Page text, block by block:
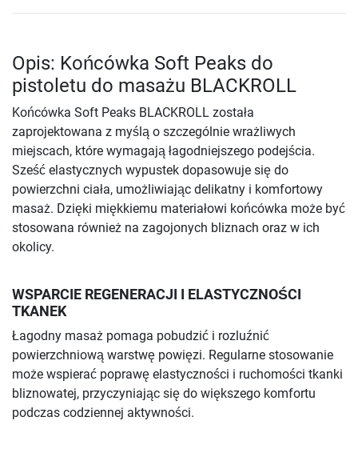
Opis: Końcówka Soft Peaks do
pistoletu do masażu BLACKROLL
Końcówka Soft Peaks BLACKROLL została
zaprojektowana z myślą o szczególnie wrażliwych
miejscach, które wymagają łagodniejszego podejścia.
Sześć elastycznych wypustek dopasowuje się do
powierzchni ciała, umożliwiając delikatny i komfortowy
masaż. Dzięki miękkiemu materiałowi końcówka może być
stosowana również na zagojonych bliznach oraz w ich
okolicy.
WSPARCIE REGENERACJI I ELASTYCZNOŚCI
TKANEK
Łagodny masaż pomaga pobudzić i rozluźnić
powierzchniową warstwę powięzi. Regularne stosowanie
może wspierać poprawę elastyczności i ruchomości tkanki
bliznowatej, przyczyniając się do większego komfortu
podczas codziennej aktywności.